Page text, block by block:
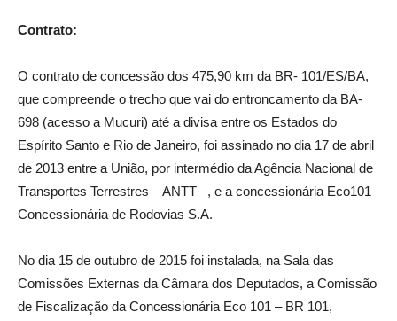
Contrato:
O contrato de concessão dos 475,90 km da BR- 101/ES/BA,
que compreende o trecho que vai do entroncamento da BA-
698 (acesso a Mucuri) até a divisa entre os Estados do
Espírito Santo e Rio de Janeiro, foi assinado no dia 17 de abril
de 2013 entre a União, por intermédio da Agência Nacional de
Transportes Terrestres – ANTT –, e a concessionária Eco101
Concessionária de Rodovias S.A.
No dia 15 de outubro de 2015 foi instalada, na Sala das
Comissões Externas da Câmara dos Deputados, a Comissão
de Fiscalização da Concessionária Eco 101 – BR 101,